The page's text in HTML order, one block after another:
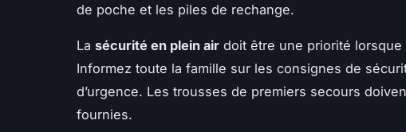
de poche et les piles de rechange.
La sécurité en plein air doit être une priorité
Informez toute la famille sur les consignes de
d’urgence. Les trousses de premiers secours
fournies.